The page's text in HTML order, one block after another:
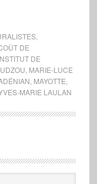
,
DE
DE
MARIE-LUCE
MAYOTTE
MARIE LAULAN